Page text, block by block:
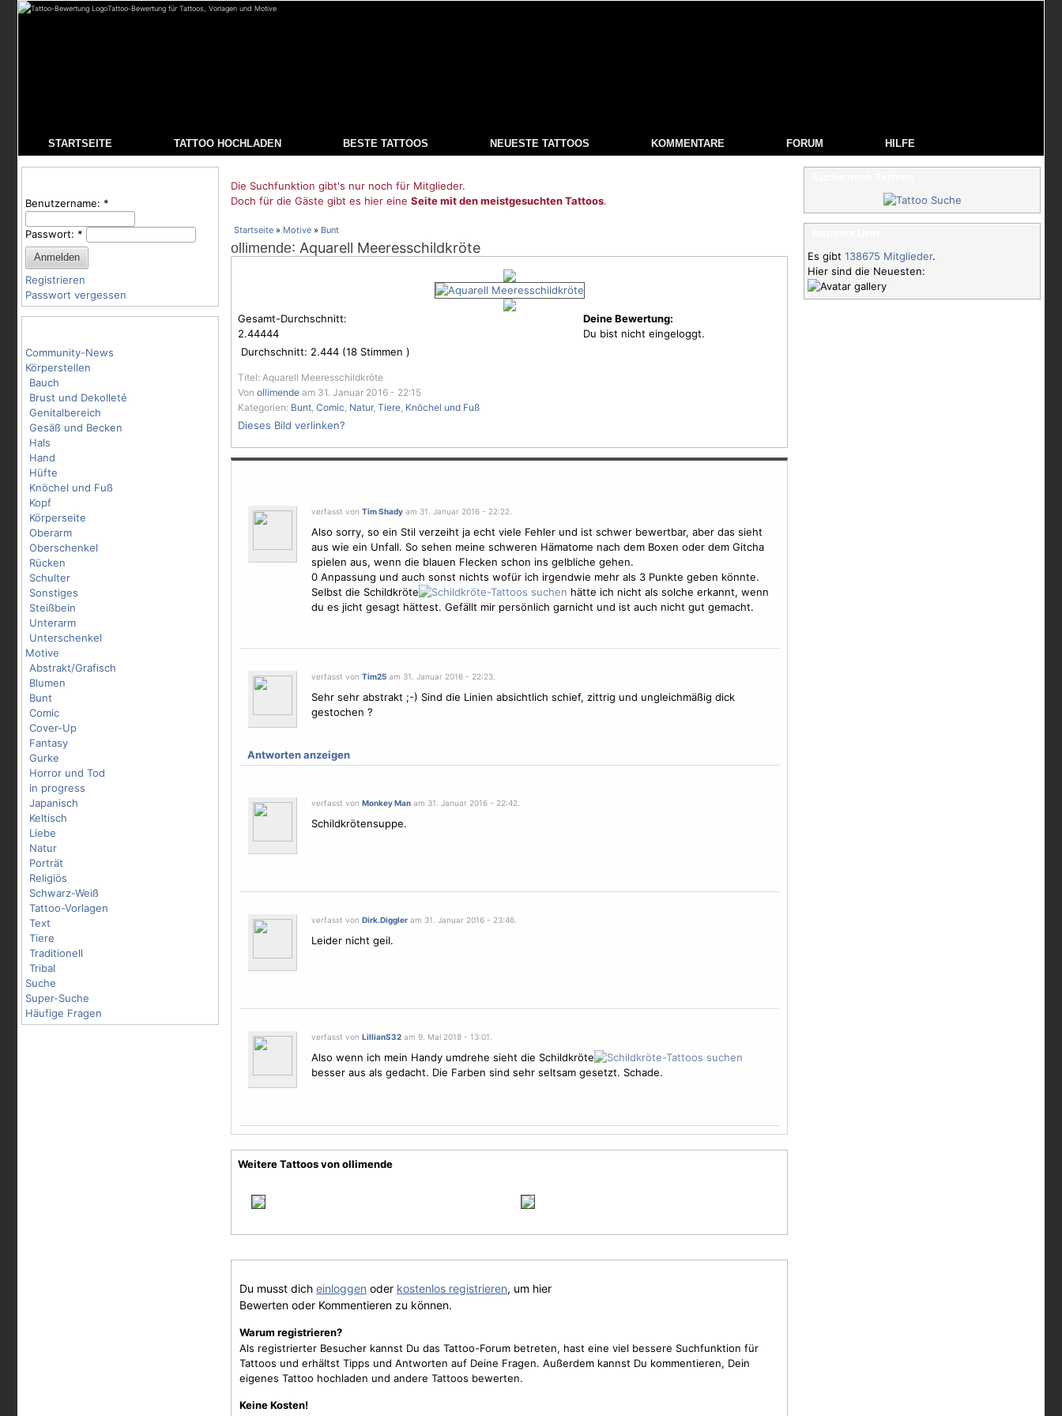
Tattoo-Bewertung für Tattoos, Vorlagen und Motive
STARTSEITE TATTOO HOCHLADEN BESTE TATTOOS NEUESTE TATTOOS KOMMENTARE FORUM HILFE
Benutzername: *
Passwort: *
Registrieren
Passwort vergessen
Community-News
Körperstellen
Bauch
Brust und Dekolleté
Genitalbereich
Gesäß und Becken
Hals
Hand
Hüfte
Knöchel und Fuß
Kopf
Körperseite
Oberarm
Oberschenkel
Rücken
Schulter
Sonstiges
Steißbein
Unterarm
Unterschenkel
Motive
Abstrakt/Grafisch
Blumen
Bunt
Comic
Cover-Up
Fantasy
Gurke
Horror und Tod
in progress
Japanisch
Keltisch
Liebe
Natur
Porträt
Religiös
Schwarz-Weiß
Tattoo-Vorlagen
Text
Tiere
Traditionell
Tribal
Suche
Super-Suche
Häufige Fragen
Die Suchfunktion gibt's nur noch für Mitglieder.
Doch für die Gäste gibt es hier eine Seite mit den meistgesuchten Tattoos.
Startseite » Motive » Bunt
ollimende: Aquarell Meeresschildkröte
Gesamt-Durchschnitt:
2.44444
Durchschnitt: 2.444 (18 Stimmen )
Deine Bewertung:
Du bist nicht eingeloggt.
Titel: Aquarell Meeresschildkröte
Von ollimende am 31. Januar 2016 - 22:15
Kategorien: Bunt, Comic, Natur, Tiere, Knöchel und Fuß
Dieses Bild verlinken?
verfasst von Tim Shadyam 31. Januar 2016 - 22:22.
Also sorry, so ein Stil verzeiht ja echt viele Fehler und ist schwer bewertbar, aber das sieht
aus wie ein Unfall. So sehen meine schweren Hämatome nach dem Boxen oder dem Gitcha
spielen aus, wenn die blauen Flecken schon ins gelbliche gehen.
0 Anpassung und auch sonst nichts wofür ich irgendwie mehr als 3 Punkte geben könnte.
Selbst die Schildkröte
hätte ich nicht als solche erkannt, wenn
du es jicht gesagt hättest. Gefällt mir persönlich garnicht und ist auch nicht gut gemacht.
verfasst von Tim25am 31. Januar 2016 - 22:23.
Sehr sehr abstrakt ;-) Sind die Linien absichtlich schief, zittrig und ungleichmäßig dick
gestochen ?
Antworten anzeigen
verfasst von Monkey Manam 31. Januar 2016 - 22:42.
Schildkrötensuppe.
verfasst von Dirk.Diggleram 31. Januar 2016 - 23:46.
Leider nicht geil.
verfasst von LillianS32am 9. Mai 2018 - 13:01.
Also wenn ich mein Handy umdrehe sieht die Schildkröte
besser aus als gedacht. Die Farben sind sehr seltsam gesetzt. Schade.
Weitere Tattoos von ollimende
Du musst dich einloggen oder kostenlos registrieren, um hier
Bewerten oder Kommentieren zu können.
Warum registrieren?
Als registrierter Besucher kannst Du das Tattoo-Forum betreten, hast eine viel bessere Suchfunktion für
Tattoos und erhältst Tipps und Antworten auf Deine Fragen. Außerdem kannst Du kommentieren, Dein
eigenes Tattoo hochladen und andere Tattoos bewerten.
Keine Kosten!
Es gibt 138675 Mitglieder.
Hier sind die Neuesten: